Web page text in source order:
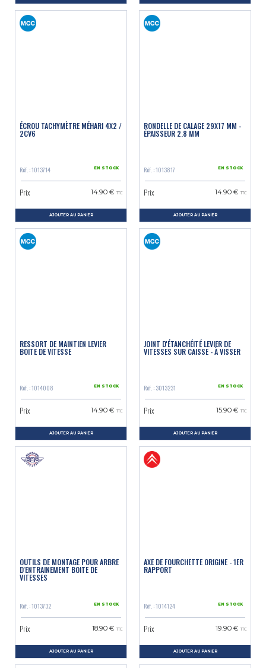
ÉCROU TACHYMÈTRE MÉHARI 4X2 /
2CV6
Réf. : 1013714 EN STOCK
Prix 14.90 € TTC
AJOUTER AU PANIER
RONDELLE DE CALAGE 29X17 MM -
ÉPAISSEUR 2.8 MM
Réf. : 1013817 EN STOCK
Prix 14.90 € TTC
AJOUTER AU PANIER
RESSORT DE MAINTIEN LEVIER
BOITE DE VITESSE
Réf. : 1014008 EN STOCK
Prix 14.90 € TTC
AJOUTER AU PANIER
JOINT D'ÉTANCHÉITÉ LEVIER DE
VITESSES SUR CAISSE - À VISSER
Réf. : 3013231 EN STOCK
Prix 15.90 € TTC
AJOUTER AU PANIER
OUTILS DE MONTAGE POUR ARBRE
D'ENTRAINEMENT BOITE DE
VITESSES
Réf. : 1013732 EN STOCK
Prix 18.90 € TTC
AJOUTER AU PANIER
AXE DE FOURCHETTE ORIGINE - 1ER
RAPPORT
Réf. : 1014124 EN STOCK
Prix 19.90 € TTC
AJOUTER AU PANIER